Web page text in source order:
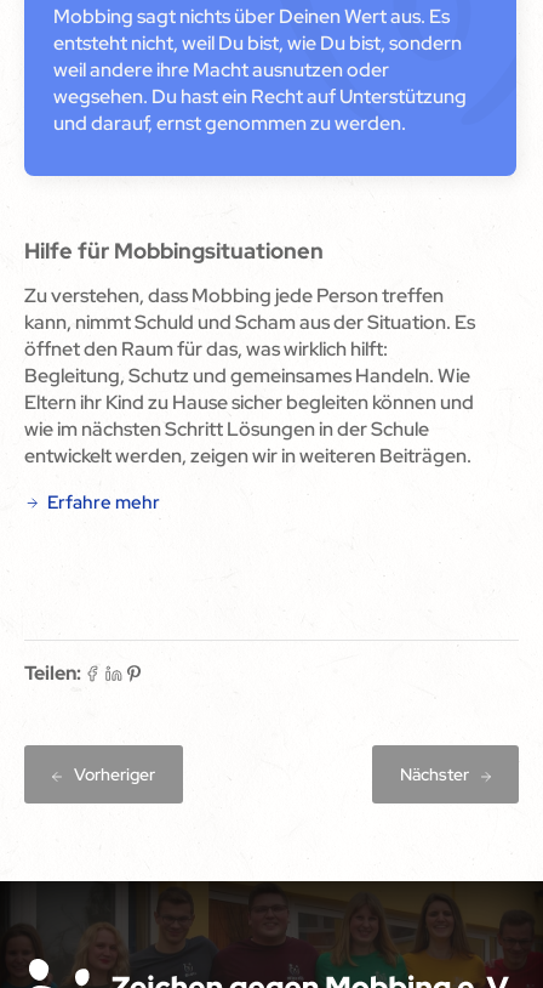
Mobbing sagt nichts über Deinen Wert aus. Es
entsteht nicht, weil Du bist, wie Du bist, sondern
weil andere ihre Macht ausnutzen oder
wegsehen. Du hast ein Recht auf Unterstützung
und darauf, ernst genommen zu werden.
Hilfe für Mobbingsituationen
Zu verstehen, dass Mobbing jede Person treffen
kann, nimmt Schuld und Scham aus der Situation. Es
öffnet den Raum für das, was wirklich hilft:
Begleitung, Schutz und gemeinsames Handeln. Wie
Eltern ihr Kind zu Hause sicher begleiten können und
wie im nächsten Schritt Lösungen in der Schule
entwickelt werden, zeigen wir in weiteren Beiträgen.
Erfahre mehr
Teilen:
Vorheriger Nächster